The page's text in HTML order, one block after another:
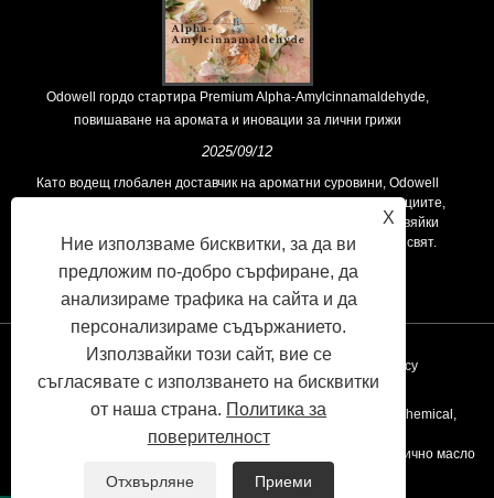
Odowell гордо стартира Premium Alpha-Amylcinnamaldehyde,
повишаване на аромата и иновации за лични грижи
2025/09/12
Като водещ глобален доставчик на ароматни суровини, Odowell
поддържа основна философия на „ориентирана към иновациите,
фокусирани върху качеството“, последователно предоставяйки
превъзходни решения за аромати на клиентите по целия свят.
Privacy Policy
Copyright © 2020 Kunshan Odowell Co., Ltd - China Aroma Chemical,
Производители на съставки на аромата, доставчици на етерично масло
Всички права запазени.
X
Ние използваме бисквитки, за да ви
предложим по-добро сърфиране, да
анализираме трафика на сайта и да
персонализираме съдържанието.
Използвайки този сайт, вие се
съгласявате с използването на бисквитки
от наша страна. Политика за
поверителност
Отхвърляне Приеми